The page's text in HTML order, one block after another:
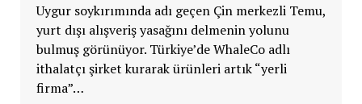
Uygur soykırımında adı geçen Çin merkezli Temu,
yurt dışı alışveriş yasağını delmenin yolunu
bulmuş görünüyor. Türkiye’de WhaleCo adlı
ithalatçı şirket kurarak ürünleri artık “yerli
firma”…